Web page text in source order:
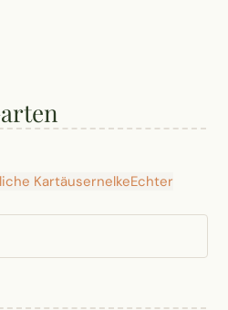
KartäusernelkeEchter